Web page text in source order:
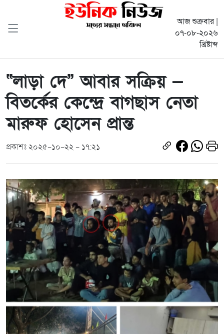
আজ শুক্রবার |
০৭-০৮-২০২৬
খ্রিষ্টাব্দ
“লাড়া দে” আবার সক্রিয় —
বিতর্কের কেন্দ্রে বাগছাস নেতা
মারুফ হোসেন প্রান্ত
প্রকাশঃ ২০২৫-১০-২২ - ১৭:২১